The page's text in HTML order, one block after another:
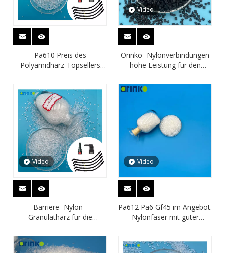
Pa610 Preis des
Polyamidharz-Topsellers
Video
Orinko -Nylonverbindungen
hohe Leistung für den
Automobilbremsen
Video
Barriere -Nylon -
Granulatharz für die
Video
Pa612 Pa6 Gf45 im Angebot.
Nylonfaser mit guter